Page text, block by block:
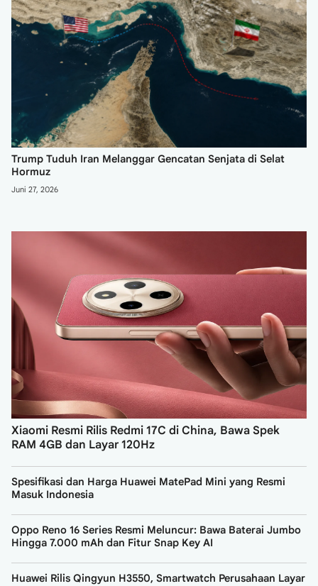
Trump Tuduh Iran Melanggar Gencatan Senjata di Selat
Hormuz
Juni 27, 2026
Xiaomi Resmi Rilis Redmi 17C di China, Bawa Spek
RAM 4GB dan Layar 120Hz
Spesifikasi dan Harga Huawei MatePad Mini yang Resmi
Masuk Indonesia
Oppo Reno 16 Series Resmi Meluncur: Bawa Baterai Jumbo
Hingga 7.000 mAh dan Fitur Snap Key AI
Huawei Rilis Qingyun H3550, Smartwatch Perusahaan Layar